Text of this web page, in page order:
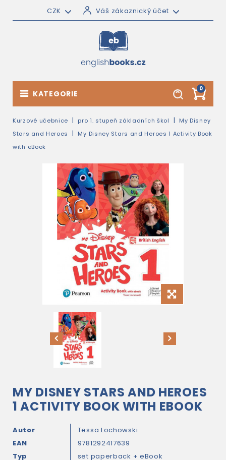
CZK Váš zákaznický účet
0
KATEGORIE
Kurzové učebnice pro 1. stupeň základních škol
My Disney
Stars and Heroes
My Disney Stars and Heroes 1 Activity Book
with eBook
MY DISNEY STARS AND HEROES
1 ACTIVITY BOOK WITH EBOOK
Autor
Tessa Lochowski
EAN
9781292417639
Typ
set paperback + eBook